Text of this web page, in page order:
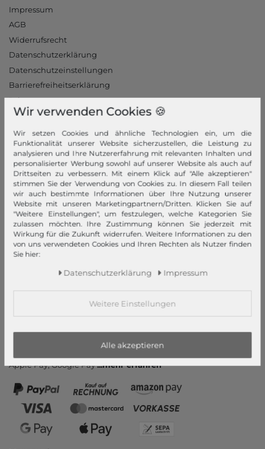
Impressum
AGB
Widerrufsrecht
Datenschutzerklärung
Datenschutzeinstellungen
Barrierefreiheitserklärung
Jobs
Unsere Stores
Mein Konto
Login
Neukunde?
Informationen
Kontakt
Rücksendung
Rückrufservice
Zahlung und Versand
Newsletter
Zahlungsarten
PayPal, Kauf auf Rechnung, Amazon Pay, Vor­kasse, Kredit­karte,
Apple Pay, Google Pay...mehr erfahren
Wir verwenden Cookies 🍪
Wir setzen Cookies und ähnliche Technologien ein, um die
Funktionalität unserer Website sicherzustellen, die Leistung zu
analysieren und Ihre Nutzererfahrung mit relevanten Inhalten und
personalisierter Werbung sowohl auf unserer Website als auch auf
Drittseiten zu verbessern. Mit einem Klick auf "Alle akzeptieren"
stimmen Sie der Verwendung von Cookies zu. In diesem Fall teilen
wir auch bestimmte Informationen über Ihre Nutzung unserer
Website mit unseren Marketingpartnern/Dritten. Klicken Sie auf
"Weitere Einstellungen", um festzulegen, welche Kategorien Sie
zulassen möchten. Ihre Zustimmung können Sie jederzeit mit
Wirkung für die Zukunft widerrufen. Weitere Informationen zu den
von uns verwendeten Cookies und Ihren Rechten als Nutzer finden
Sie hier:
Daten­schutz­erklärung Impressum
Weitere Einstellungen
Alle akzeptieren